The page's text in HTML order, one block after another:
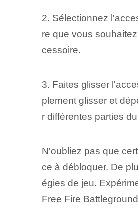
2. Sélectionnez
re que vous
cessoire.
3. Faites glisser
plement glisser et
r différentes parties
N'oubliez pas que
ce à débloquer. De
égies de jeu.
Free Fire